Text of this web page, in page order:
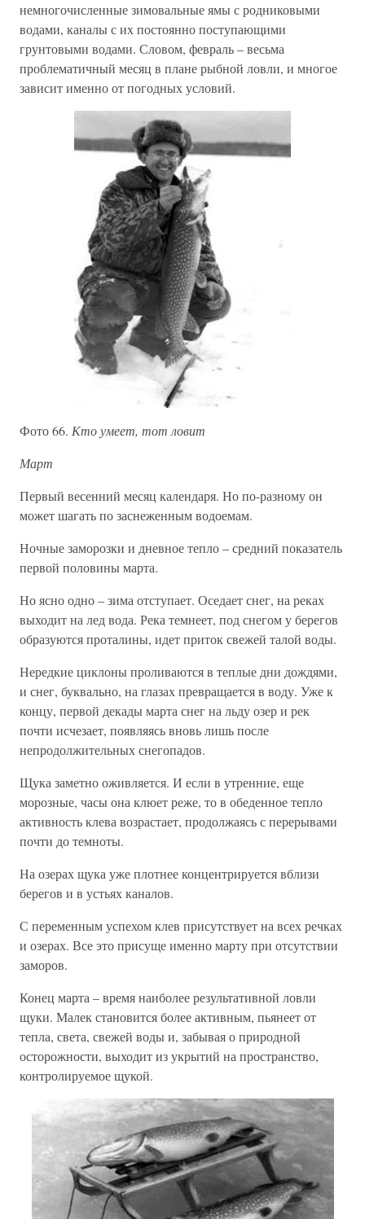
немногочисленные зимовальные ямы с родниковыми
водами, каналы с их постоянно поступающими
грунтовыми водами. Словом, февраль – весьма
проблематичный месяц в плане рыбной ловли, и многое
зависит именно от погодных условий.
Фото 66. Кто умеет, тот ловит
Март
Первый весенний месяц календаря. Но по-разному он
может шагать по заснеженным водоемам.
Ночные заморозки и дневное тепло – средний показатель
первой половины марта.
Но ясно одно – зима отступает. Оседает снег, на реках
выходит на лед вода. Река темнеет, под снегом у берегов
образуются проталины, идет приток свежей талой воды.
Нередкие циклоны проливаются в теплые дни дождями,
и снег, буквально, на глазах превращается в воду. Уже к
концу, первой декады марта снег на льду озер и рек
почти исчезает, появляясь вновь лишь после
непродолжительных снегопадов.
Щука заметно оживляется. И если в утренние, еще
морозные, часы она клюет реже, то в обеденное тепло
активность клева возрастает, продолжаясь с перерывами
почти до темноты.
На озерах щука уже плотнее концентрируется вблизи
берегов и в устьях каналов.
С переменным успехом клев присутствует на всех речках
и озерах. Все это присуще именно марту при отсутствии
заморов.
Конец марта – время наиболее результативной ловли
щуки. Малек становится более активным, пьянеет от
тепла, света, свежей воды и, забывая о природной
осторожности, выходит из укрытий на пространство,
контролируемое щукой.